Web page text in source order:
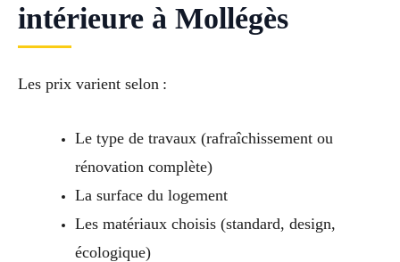
intérieure à Mollégès
Les prix varient selon :
Le type de travaux (rafraîchissement ou
rénovation complète)
La surface du logement
Les matériaux choisis (standard, design,
écologique)